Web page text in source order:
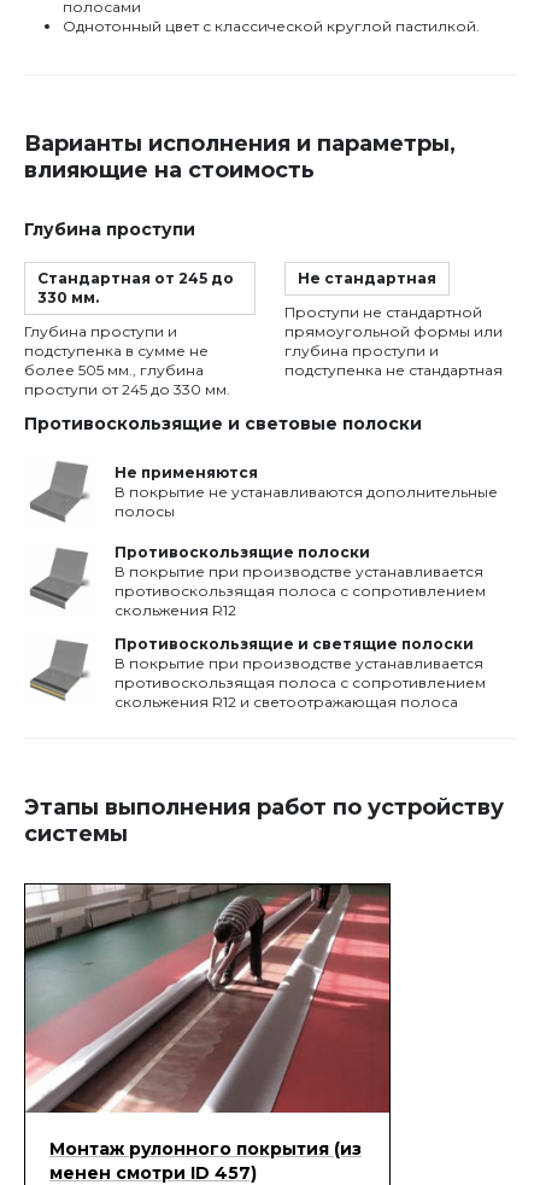
полосами
Однотонный цвет с классической круглой пастилкой.
Варианты исполнения и параметры,
влияющие на стоимость
Глубина проступи
Стандартная от 245 до
330 мм.
Глубина проступи и
подступенка в сумме не
более 505 мм., глубина
проступи от 245 до 330 мм.
Не стандартная
Проступи не стандартной
прямоугольной формы или
глубина проступи и
подступенка не стандартная
Противоскользящие и световые полоски
Не применяются
В покрытие не устанавливаются дополнительные
полосы
Противоскользящие полоски
В покрытие при производстве устанавливается
противоскользящая полоса с сопротивлением
скольжения R12
Противоскользящие и светящие полоски
В покрытие при производстве устанавливается
противоскользящая полоса с сопротивлением
скольжения R12 и светоотражающая полоса
Этапы выполнения работ по устройству
системы
Монтаж рулонного покрытия (из
менен смотри ID 457)